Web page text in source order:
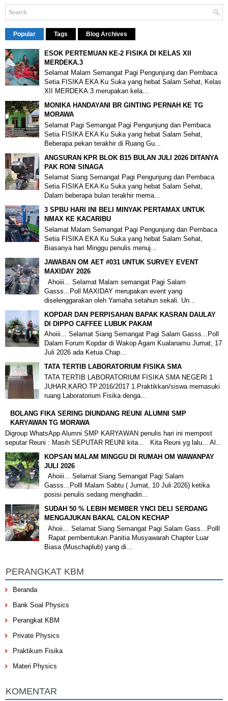
Popular Tags Blog Archives
ESOK PERTEMUAN KE-2 FISIKA DI KELAS XII
MERDEKA.3
Selamat Malam Semangat Pagi Pengunjung dan Pembaca
Setia FISIKA EKA Ku Suka yang hebat Salam Sehat, Kelas
XII MERDEKA.3 merupakan kela...
MONIKA HANDAYANI BR GINTING PERNAH KE TG
MORAWA
Selamat Pagi Semangat Pagi Pengunjung dan Pembaca
Setia FISIKA EKA Ku Suka yang hebat Salam Sehat,
Beberapa pekan terakhir di Ruang Gu...
ANGSURAN KPR BLOK B15 BULAN JULI 2026 DITANYA
PAK RONI SINAGA
Selamat Siang Semangat Pagi Pengunjung dan Pembaca
Setia FISIKA EKA Ku Suka yang hebat Salam Sehat,
Dalam beberapa bulan terakhir mema...
3 SPBU HARI INI BELI MINYAK PERTAMAX UNTUK
NMAX KE KACARIBU
Selamat Malam Semangat Pagi Pengunjung dan Pembaca
Setia FISIKA EKA Ku Suka yang hebat Salam Sehat,
Biasanya hari Minggu penulis menuj...
JAWABAN OM AET #031 UNTUK SURVEY EVENT
MAXIDAY 2026
Ahoiii... Selamat Malam semangat Pagi Salam
Gasss...Poll MAXIDAY merupakan event yang
diselenggarakan oleh Yamaha setahun sekali. Un...
KOPDAR DAN PERPISAHAN BAPAK KASRAN DAULAY
DI DIPPO CAFFEE LUBUK PAKAM
Ahoiii... Selamat Siang Semangat Pagi Salam Gasss...Poll
Dalam Forum Kopdar di Wakop Agam Kualanamu Jumat, 17
Juli 2026 ada Ketua Chap...
TATA TERTIB LABORATORIUM FISIKA SMA
TATA TERTIB LABORATORIUM FISIKA SMA NEGERI 1
JUHAR,KARO TP.2016/2017 1.Praktikkan/siswa memasuki
ruang Laboratorium Fisika denga...
BOLANG FIKA SERING DIUNDANG REUNI ALUMNI SMP
KARYAWAN TG MORAWA
Digroup WhatsApp Alumni SMP KARYAWAN penulis hari ini mempost
seputar Reuni : Masih SEPUTAR REUNI kita... Kita Reuni yg lalu... Al...
KOPSAN MALAM MINGGU DI RUMAH OM WAWANPAY
JULI 2026
Ahoiii... Selamat Siang Semangat Pagi Salam
Gasss...Polll Malam Sabtu ( Jumat, 10 Juli 2026) ketika
posisi penulis sedang menghadiri...
SUDAH 50 % LEBIH MEMBER YNCI DELI SERDANG
MENGAJUKAN BAKAL CALON KECHAP
Ahoii… Selamat Siang Semangat Pagi Salam Gass…Polll
Rapat pembentukan Panitia Musyawarah Chapter Luar
Biasa (Muschaplub) yang di...
PERANGKAT KBM
Beranda
Bank Soal Physics
Perangkat KBM
Private Physics
Praktikum Fisika
Materi Physics
KOMENTAR